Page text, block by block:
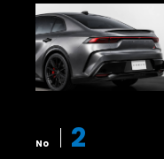
No 2